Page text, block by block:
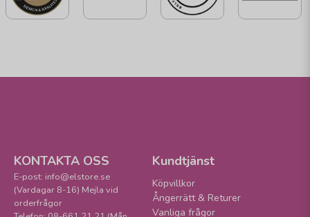
KONTAKTA OSS
E-post: info@elstore.se
(Vardagar 8-16) Mejla vid
orderfrågor
Kundtjänst
Köpvillkor
Ångerrätt & Returer
Vanliga frågor